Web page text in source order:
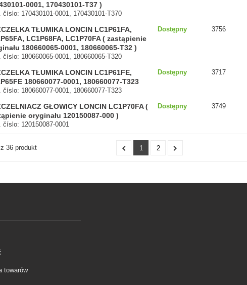
0001, 170430101-T37 )
číslo: 170430101-0001, 170430101-T370
TŁUMIKA LONCIN LC1P61FA,
LC1P68FA, LC1P70FA ( zastąpienie
180660065-0001, 180660065-T32 )
číslo: 180660065-0001, 180660065-T320
Dostępny 3756
TŁUMIKA LONCIN LC1P61FE,
180660077-0001, 180660077-T323
číslo: 180660077-0001, 180660077-T323
Dostępny 3717
GŁOWICY LONCIN LC1P70FA (
oryginału 120150087-000 )
číslo: 120150087-0001
Dostępny 3749
1 2
36 produkt
towarów